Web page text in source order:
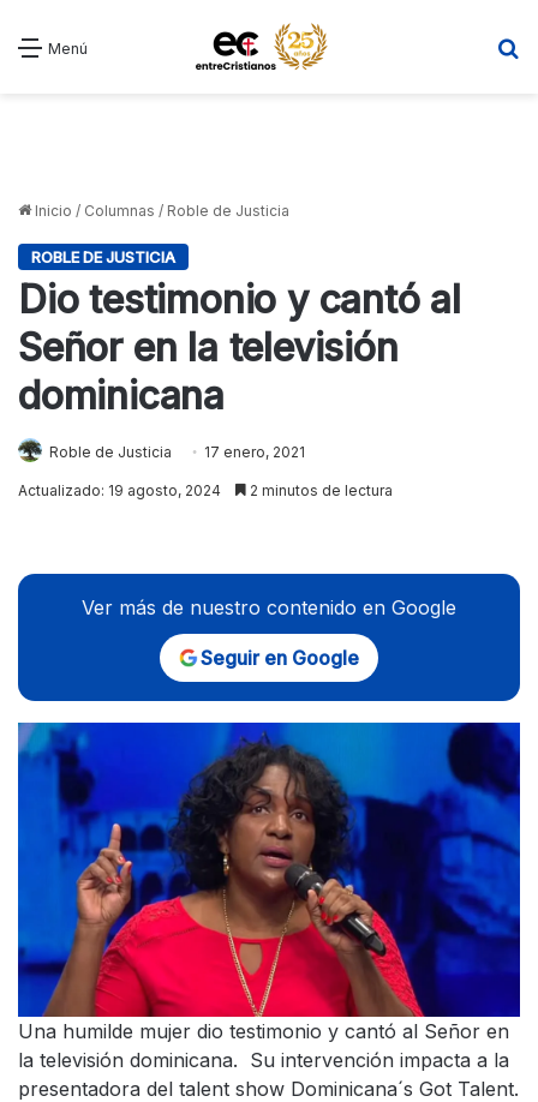
Menú
Inicio / Columnas / Roble de Justicia
ROBLE DE JUSTICIA
Dio testimonio y cantó al
Señor en la televisión
dominicana
Roble de Justicia 17 enero, 2021
Actualizado: 19 agosto, 2024 2 minutos de lectura
Ver más de nuestro contenido en Google
Seguir en Google
Una humilde mujer dio testimonio y cantó al Señor en
la televisión dominicana. Su intervención impacta a la
presentadora del talent show Dominicana´s Got Talent.